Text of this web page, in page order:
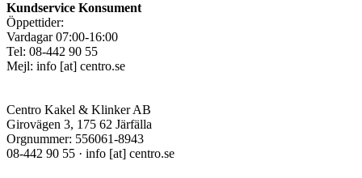
Kundservice Konsument
Öppettider:
Vardagar 07:00-16:00
Tel: 08-442 90 55
Mejl: info [at] centro.se
Centro Kakel & Klinker AB
Girovägen 3, 175 62 Järfälla
Orgnummer: 556061-8943
08-442 90 55 · info [at] centro.se